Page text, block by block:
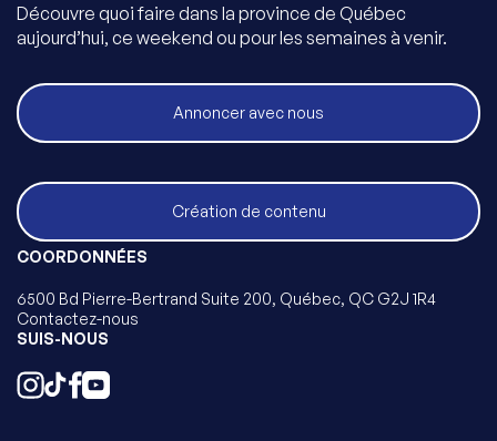
Découvre quoi faire dans la province de Québec
aujourd’hui, ce weekend ou pour les semaines à venir.
Annoncer avec nous
Création de contenu
COORDONNÉES
6500 Bd Pierre-Bertrand Suite 200, Québec, QC G2J 1R4
Contactez-nous
SUIS-NOUS